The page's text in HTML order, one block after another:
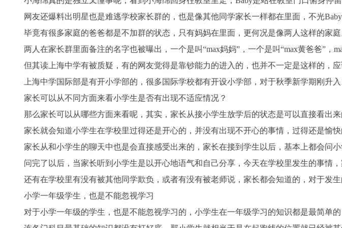
网友还爆料出明星也是难逃学校家长群的，也是像其他同学家长一样都在里面，不光
毕竟有很多家庭的爸爸都是不加群的状态，只有妈妈在里面，更何况是像两人这样的家庭
两人在家长群里面备注的名字也被曝出，一个是叫“max妈妈”，一个是叫“max黄爸爸”，
但其读上海中学有被质疑，有的网友觉得是靠钞能力的进入的，也并不一定是这样的，
上海中学国际部是有开小学部的，很多国际学校都有开设小学部，对于秋季新学期刚升
家长可以从不同方面来看小学生是否有出现不适应情况？
那么家长可以从哪些方面来看呢，其实， 家长从接小学生放学后的状态是可以直接看出来
家长就会知道小学生在学校里过得还是开心的，并没有出现不开心的事情，过得还是愉快
家长从和小学生的聊天中也是会直接感受出来的，家长在接到学生以后，基本上都会问
问完了以后，当家长听到小学生是 以开心地语气和自己分享， 今天在学校里发生的事情
还有在学校里有没有被其他同学欺负，或者有没有被老师说，家长都会知道的，对于发
小学一年级学生，也是不能忽视学习
对于小学一年级的学生，也是不能忽视学习的， 小学生在一年级学习的知识都是最简单的